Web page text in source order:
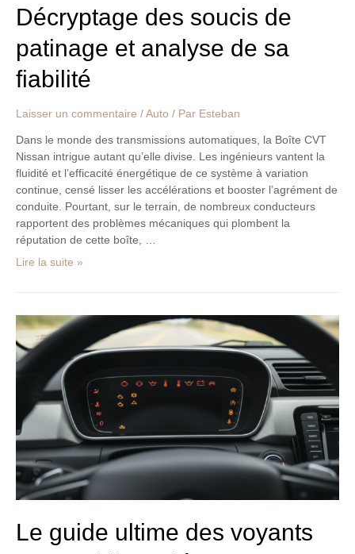
Décryptage des soucis de
patinage et analyse de sa
fiabilité
Laisser un commentaire / Auto / Par Esteban
Dans le monde des transmissions automatiques, la Boîte CVT
Nissan intrigue autant qu’elle divise. Les ingénieurs vantent la
fluidité et l’efficacité énergétique de ce système à variation
continue, censé lisser les accélérations et booster l’agrément de
conduite. Pourtant, sur le terrain, de nombreux conducteurs
rapportent des problèmes mécaniques qui plombent la
réputation de cette boîte, …
Lire la suite »
Le guide ultime des voyants
Le
guide
ultime
des
voyants
automobiles
décryptage
et
actions